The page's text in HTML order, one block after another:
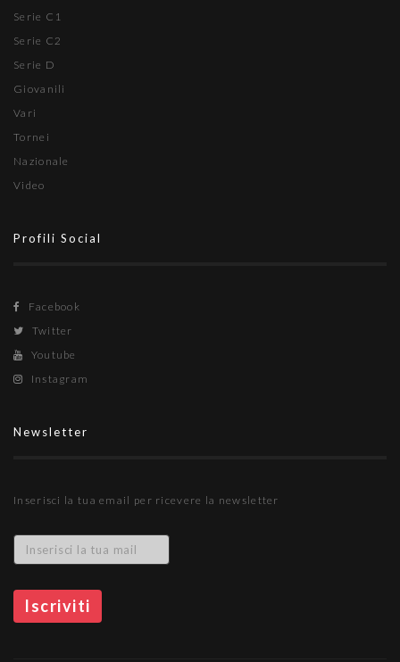
Serie C1
Serie C2
Serie D
Giovanili
Vari
Tornei
Nazionale
Video
Profili Social
Facebook
Twitter
Youtube
Instagram
Newsletter
Inserisci la tua email per ricevere la newsletter